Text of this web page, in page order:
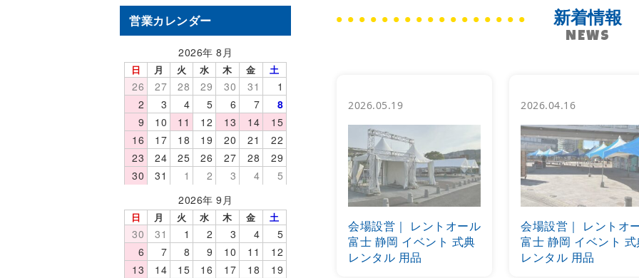
営業カレンダー
2026年 8月
日 月 火 水 木 金 土
26 27 28 29 30 31
1
2
3 4 5 6 7
8
9
10 11 12 13 14
15
16
17 18 19 20 21
22
23
24 25 26 27 28
29
30
31 1 2 3 4
5
2026年 9月
日 月 火 水 木 金 土
30 31 1 2 3 4
5
6
7 8 9 10 11
12
13
14 15 16 17 18
19
新着情報
NEWS
2026.05.19
会場設営｜ レントオール
富士 静岡 イベント 式典
レンタル 用品
2026.04.16
会場設営｜ レントオ
富士 静岡 イベント 式
レンタル 用品